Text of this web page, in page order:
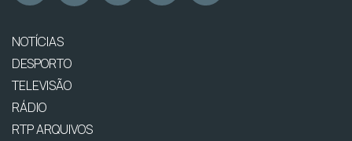
NOTÍCIAS
DESPORTO
TELEVISÃO
RÁDIO
RTP ARQUIVOS